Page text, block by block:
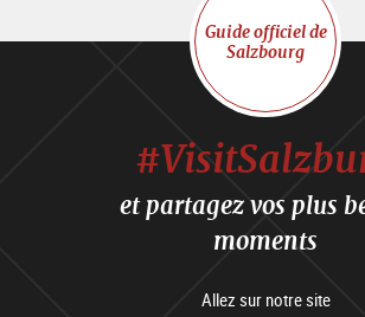
Guide officiel de
Salzbourg
et partagez vos plus
moments
Allez sur notre site